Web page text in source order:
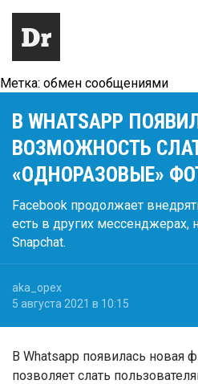
Метка: обмен сообщениями
В WHATSAPP
ВОЗМОЖНОСТЬ
«ОДНОРАЗОВЫЕ»
Facebook продолжает
есть в других мессенджерах,
Snapchat.
aka_opex
5 августа 2021 в 10:15
В Whatsapp появилась новая
позволяет слать